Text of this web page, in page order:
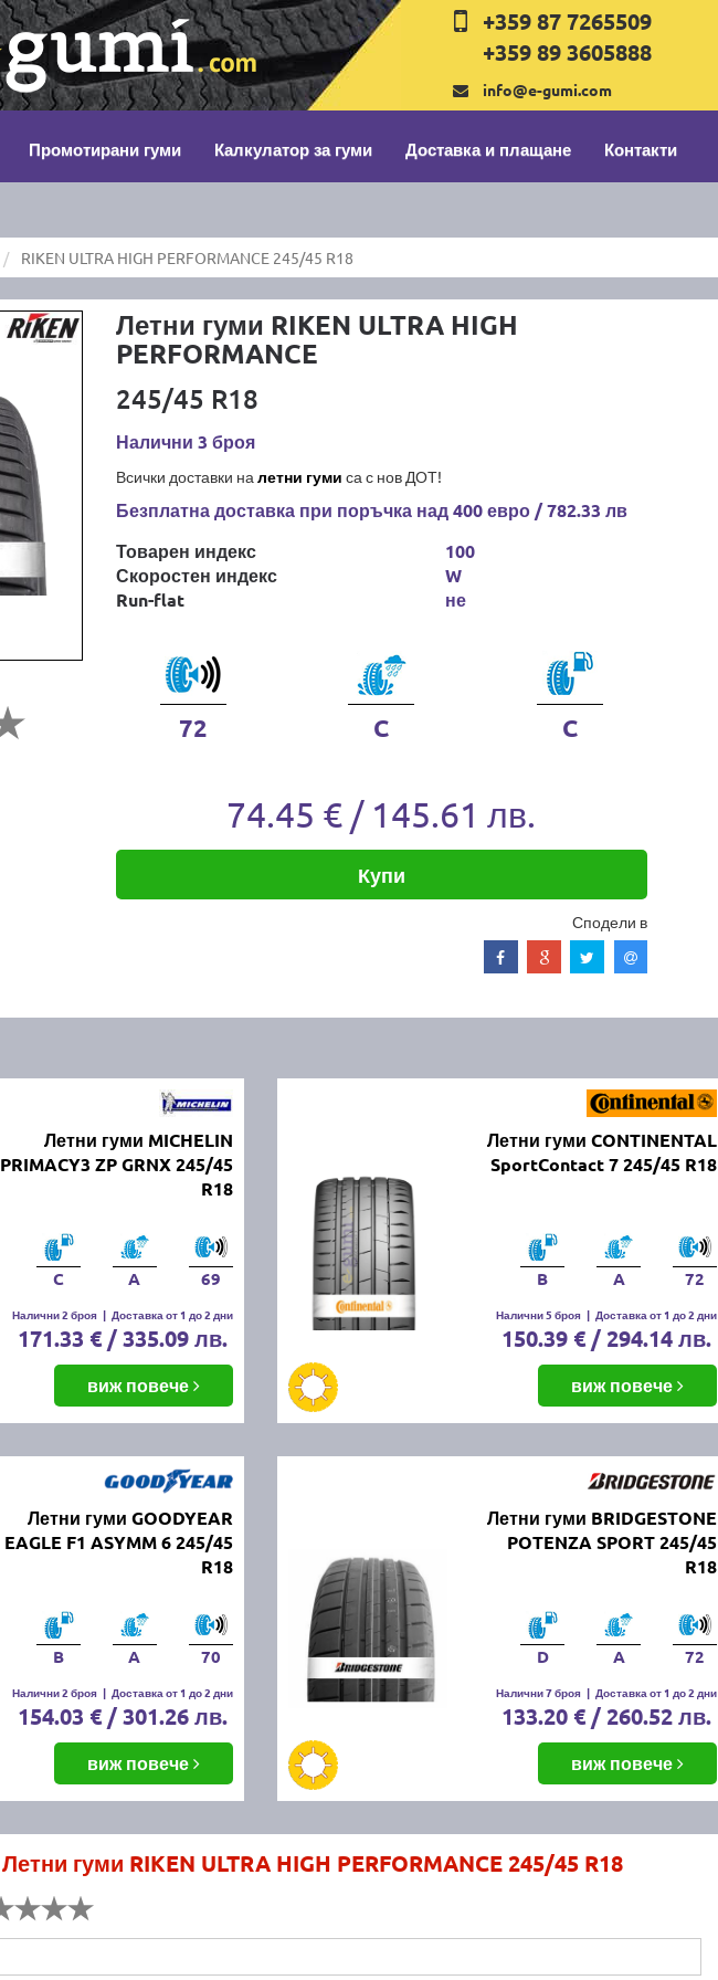
+359 87 7265509
+359 89 3605888
info@e-gumi.com
Промотирани гуми Калкулатор за гуми Доставка и плащане Контакти
RIKEN ULTRA HIGH PERFORMANCE 245/45 R18
Летни гуми RIKEN ULTRA HIGH
PERFORMANCE
245/45 R18
Налични 3 броя
Всички доставки на летни гуми са с нов ДОТ!
Безплатна доставка при поръчка над 400 евро / 782.33 лв
Товарен индекс
Скоростен индекс
Run-flat
100
W
не
72 C C
74.45 € / 145.61 лв.
Купи
Сподели в
Летни гуми MICHELIN
PRIMACY3 ZP GRNX 245/45
R18
C A 69
Налични 2 броя | Доставка от 1 до 2 дни
171.33 € / 335.09 лв.
виж повече
Летни гуми CONTINENTAL
SportContact 7 245/45 R18
B A 72
Налични 5 броя | Доставка от 1 до 2 дни
150.39 € / 294.14 лв.
виж повече
Летни гуми GOODYEAR
EAGLE F1 ASYMM 6 245/45
R18
B A 70
Налични 2 броя | Доставка от 1 до 2 дни
154.03 € / 301.26 лв.
виж повече
Летни гуми BRIDGESTONE
POTENZA SPORT 245/45
R18
D A 72
Налични 7 броя | Доставка от 1 до 2 дни
133.20 € / 260.52 лв.
виж повече
Летни гуми RIKEN ULTRA HIGH PERFORMANCE 245/45 R18